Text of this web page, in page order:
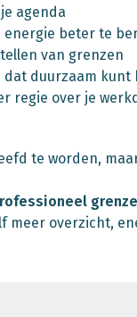
agenda
energie beter te
van grenzen
dat duurzaam kunt
regie over je
te worden,
meer overzicht,